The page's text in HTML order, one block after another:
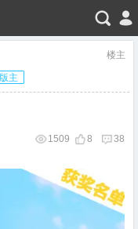
主
楼主
38
8
1509